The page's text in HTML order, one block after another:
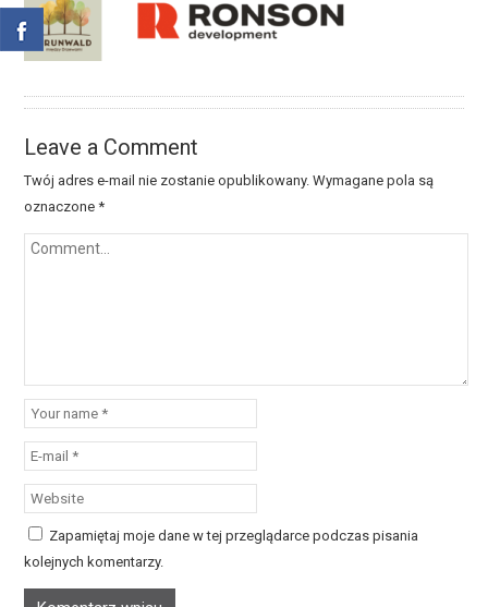
Leave a Comment
Twój adres e-mail nie zostanie opublikowany. Wymagane pola są
oznaczone*
Zapamiętaj moje dane w tej przeglądarce podczas pisania
kolejnych komentarzy.